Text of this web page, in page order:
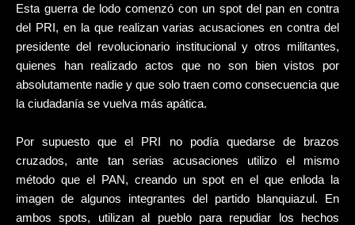
Esta guerra de lodo comenzó con un spot del pan en contra
del PRI, en la que realizan varias acusaciones en contra del
presidente del revolucionario institucional y otros militantes,
quienes han realizado actos que no son bien vistos por
absolutamente nadie y que solo traen como consecuencia que
la ciudadanía se vuelva más apática.
Por supuesto que el PRI no podía quedarse de brazos
cruzados, ante tan serias acusaciones utilizo el mismo
método que el PAN, creando un spot en el que enloda la
imagen de algunos integrantes del partido blanquiazul. En
ambos spots, utilizan al pueblo para repudiar los hechos